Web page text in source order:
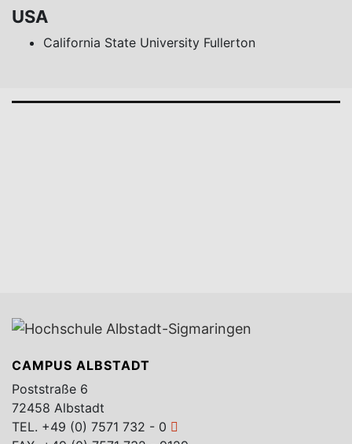
USA
California State University Fullerton
CAMPUS ALBSTADT
Poststraße 6
72458 Albstadt
TEL. +49 (0) 7571 732 - 0